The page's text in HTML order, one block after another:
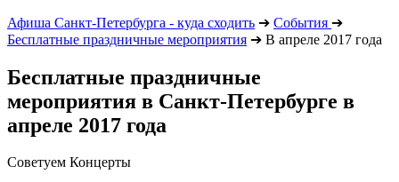
Афиша Санкт-Петербурга - куда сходить ➔ События ➔
Бесплатные праздничные мероприятия ➔ В апреле 2017 года
Бесплатные праздничные
мероприятия в Санкт-Петербурге в
апреле 2017 года
Советуем Концерты